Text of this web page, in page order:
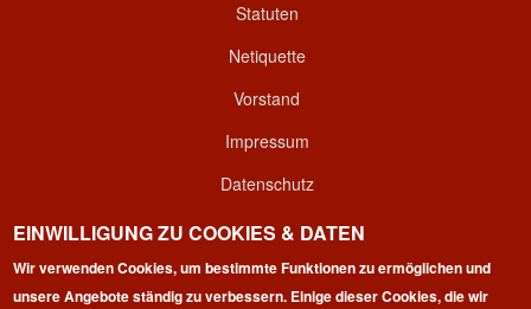
Statuten
Netiquette
Vorstand
Impressum
Datenschutz
Kontakt
Login
EINWILLIGUNG ZU COOKIES & DATEN
Wir verwenden Cookies, um bestimmte Funktionen zu ermöglichen und
unsere Angebote ständig zu verbessern. Einige dieser Cookies, die wir